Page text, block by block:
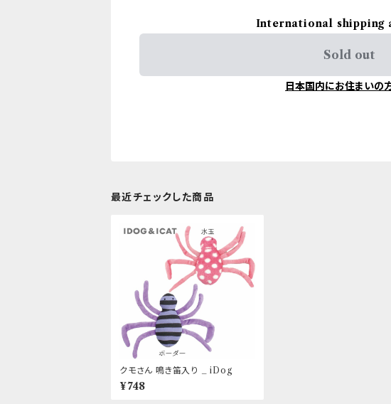
International shipping
Sold out
日本国内にお住まいの
最近チェックした商品
クモさん 鳴き笛入り _ iDog
¥748